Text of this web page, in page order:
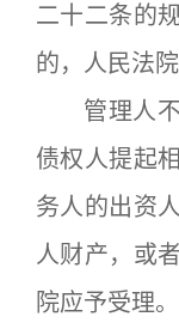
二十二条的
的，人民法
管理人不
债权人提起
务人的出资
人财产，或
院应予受理。